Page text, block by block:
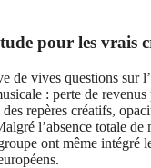
pour les vrais
de vives questions sur
: perte de revenus
repères créatifs,
l’absence totale de
ont même intégré